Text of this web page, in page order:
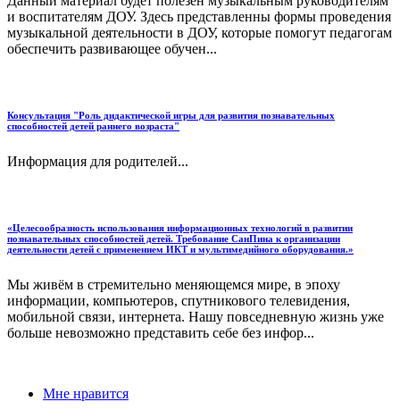
и воспитателям ДОУ. Здесь представленны формы проведения
музыкальной деятельности в ДОУ, которые помогут педагогам
обеспечить развивающее обучен...
Консультация "Роль дидактической игры для развития познавательных
способностей детей раннего возраста"
Информация для родителей...
«Целесообразность использования информационных технологий в развитии
познавательных способностей детей. Требование СанПина к организации
деятельности детей с применением ИКТ и мультимедийного оборудования.»
Мы живём в стремительно меняющемся мире, в эпоху
информации, компьютеров, спутникового телевидения,
мобильной связи, интернета. Нашу повседневную жизнь уже
больше невозможно представить себе без инфор...
Мне нравится